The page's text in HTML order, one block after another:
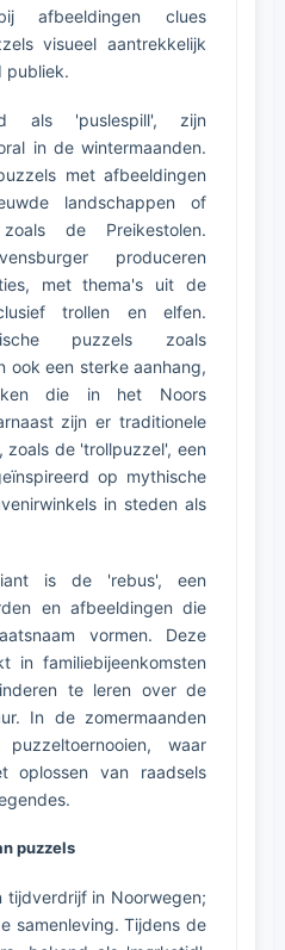
afbeeldingen clues
visueel aantrekkelijk
publiek.
als 'puslespill', zijn
in de wintermaanden.
met afbeeldingen
landschappen of
de Preikestolen.
produceren
met thema's uit de
trollen en elfen.
puzzels zoals
ook een sterke aanhang,
die in het Noors
zijn er traditionele
zoals de 'trollpuzzel', een
op mythische
in steden als
is de 'rebus', een
en afbeeldingen die
vormen. Deze
in familiebijeenkomsten
te leren over de
In de zomermaanden
waar
oplossen van raadsels
puzzels
tijdverdrijf in Noorwegen;
samenleving. Tijdens de